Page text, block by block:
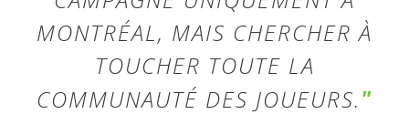
MONTRÉAL, MAIS CHERCHER À
TOUCHER TOUTE LA
COMMUNAUTÉ DES JOUEURS.